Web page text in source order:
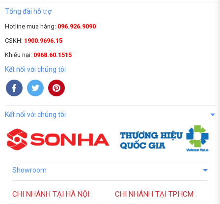
Tổng đài hỗ trợ
Hotline mua hàng: 096.926.9090
CSKH: 1900.9696.15
Khiếu nại: 0968.60.1515
Kết nối với chúng tôi
Kết nối với chúng tôi
Showroom
CHI NHÁNH TẠI HÀ NỘI :
CHI NHÁNH TẠI TP.HCM :